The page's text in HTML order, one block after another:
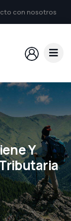
con nosotros
Y